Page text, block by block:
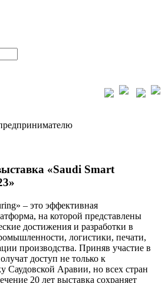
«Saudi Smart
– это эффективная
на которой представлены
достижения и разработки в
логистики, печати,
производства. Приняв участие в
доступ не только к
Аравии, но всех стран
20 лет выставка сохраняет